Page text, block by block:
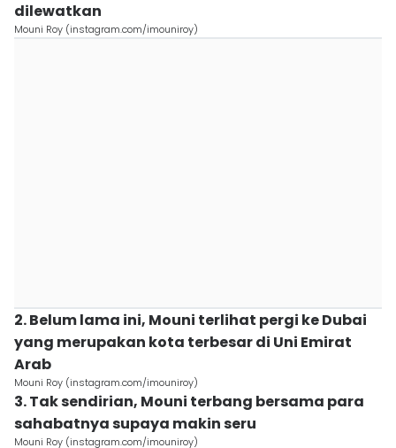
dilewatkan
Mouni Roy (instagram.com/imouniroy)
2. Belum lama ini, Mouni terlihat pergi ke Dubai
yang merupakan kota terbesar di Uni Emirat
Arab
Mouni Roy (instagram.com/imouniroy)
3. Tak sendirian, Mouni terbang bersama para
sahabatnya supaya makin seru
Mouni Roy (instagram.com/imouniroy)